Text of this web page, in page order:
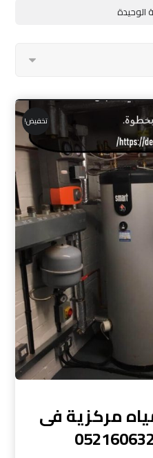
الوحيدة
مركزية فى
تخفيض!